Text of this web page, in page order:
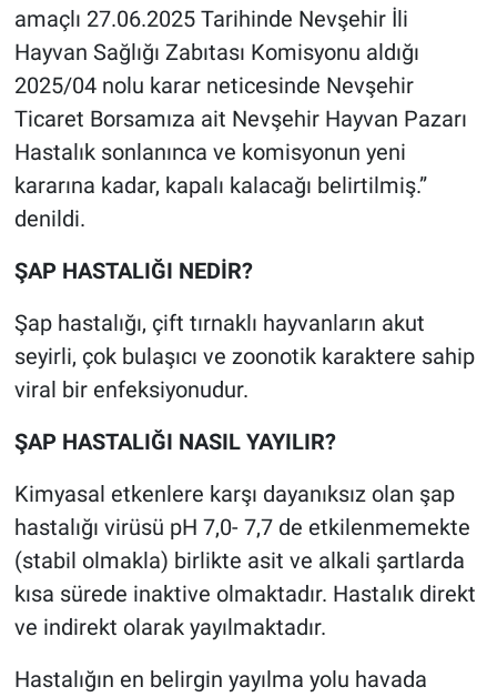
amaçlı 27.06.2025 Tarihinde Nevşehir İli
Hayvan Sağlığı Zabıtası Komisyonu aldığı
2025/04 nolu karar neticesinde Nevşehir
Ticaret Borsamıza ait Nevşehir Hayvan Pazarı
Hastalık sonlanınca ve komisyonun yeni
kararına kadar, kapalı kalacağı belirtilmiş.”
denildi.
ŞAP HASTALIĞI NEDİR?
Şap hastalığı, çift tırnaklı hayvanların akut
seyirli, çok bulaşıcı ve zoonotik karaktere sahip
viral bir enfeksiyonudur.
ŞAP HASTALIĞI NASIL YAYILIR?
Kimyasal etkenlere karşı dayanıksız olan şap
hastalığı virüsü pH 7,0- 7,7 de etkilenmemekte
(stabil olmakla) birlikte asit ve alkali şartlarda
kısa sürede inaktive olmaktadır. Hastalık direkt
ve indirekt olarak yayılmaktadır.
Hastalığın en belirgin yayılma yolu havada